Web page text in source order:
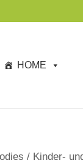
HOME
/ Kinder-